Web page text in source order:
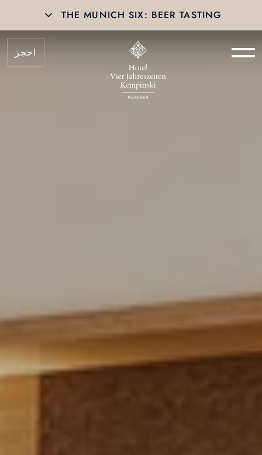
THE MUNICH SIX: BEER TASTING
احجز